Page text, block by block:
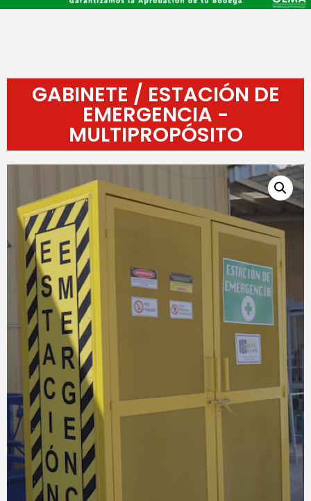
GABINETE / ESTACIÓN DE
EMERGENCIA -
MULTIPROPÓSITO